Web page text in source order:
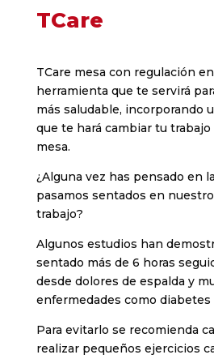
TCare
TCare mesa con regulación
herramienta que te servirá
más saludable, incorporando
que te hará cambiar tu
mesa.
¿Alguna vez has pensado en
pasamos sentados en
trabajo?
Algunos estudios han
sentado más de 6 horas
desde dolores de espalda y
enfermedades como diabetes
Para evitarlo se recomienda
realizar pequeños ejercicios